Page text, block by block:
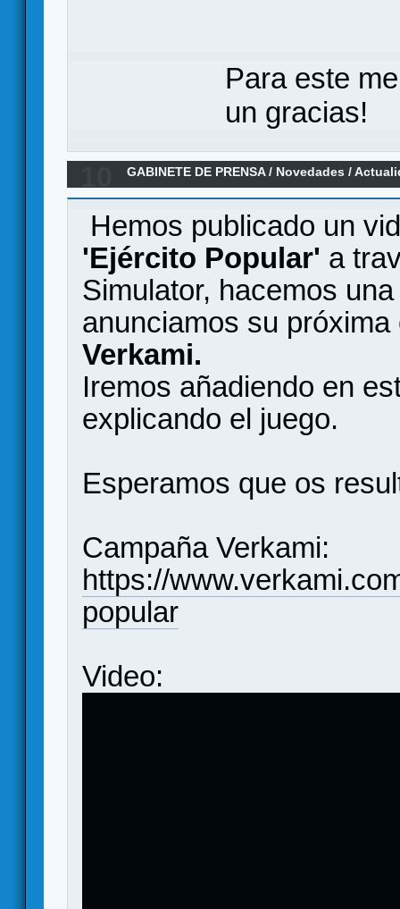
Para este
un gracias!
GABINETE DE PRENSA/ Novedades /
Hemos publicado un
'Ejército Popular' a
Simulator, hacemos
anunciamos su
Verkami.
Iremos añadiendo en
explicando el juego.
Esperamos que os
Campaña Verkami:
https://
popular
Video: